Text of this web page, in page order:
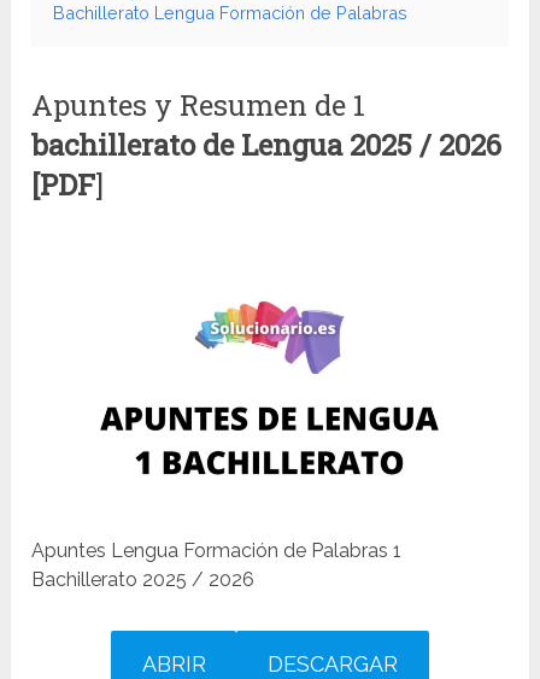
Bachillerato Lengua Formación de Palabras
Apuntes y Resumen de 1
bachillerato de Lengua 2025 / 2026
[PDF]
Apuntes Lengua Formación de Palabras 1
Bachillerato 2025 / 2026
ABRIR DESCARGAR